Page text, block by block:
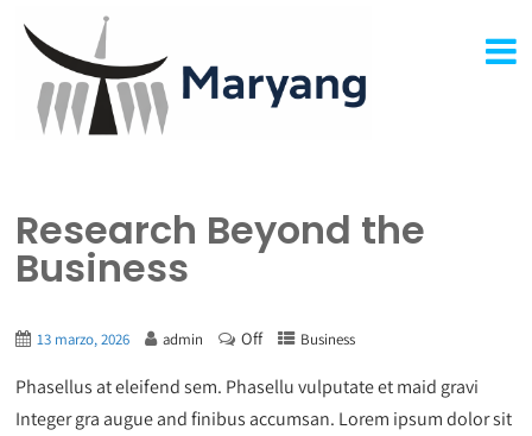
Research Beyond the
Business
13 marzo, 2026 admin Off Business
Phasellus at eleifend sem. Phasellu vulputate et maid gravi
Integer gra augue and finibus accumsan. Lorem ipsum dolor sit